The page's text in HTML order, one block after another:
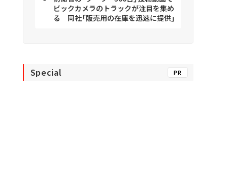
ビックカメラのトラックが注目を集め
る 同社「販売用の在庫を迅速に提供」
Special PR